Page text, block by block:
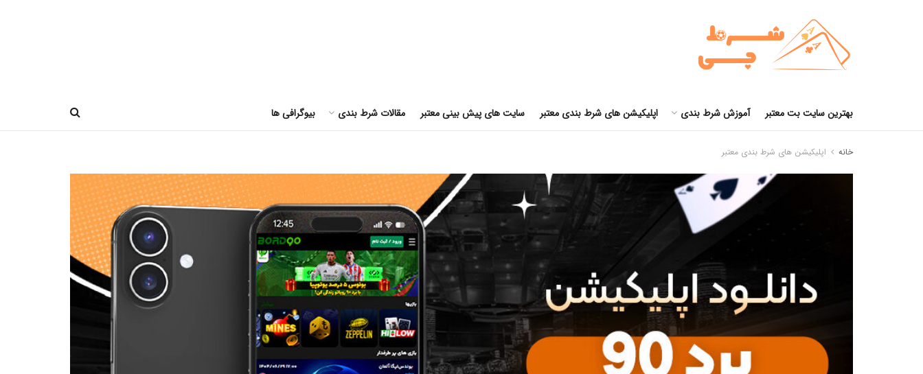
بهترین سایت بت معتبر آموزش شرط بندی اپلیکیشن های شرط بندی معتبر سایت های پیش بینی معتبر مقالات شرط بندی بیوگرافی ها
خانه اپلیکیشن های شرط بندی معتبر